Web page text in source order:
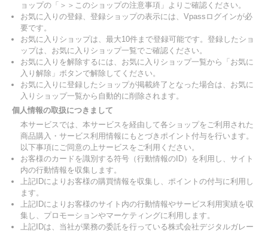
ョップの「＞＞このショップの注意事項」よりご確認ください。
お気に入りの登録、登録ショップの表示には、Vpassログインが必
要です。
お気に入りショップは、最大10件まで登録可能です。登録したショ
ップは、お気に入りショップ一覧でご確認ください。
お気に入りを解除するには、お気に入りショップ一覧から「お気に
入り解除」ボタンで解除してください。
お気に入りに登録したショップが掲載終了となった場合は、お気に
入りショップ一覧から自動的に削除されます。
個人情報の取扱につきまして
本サービスでは、本サービスを経由して各ショップをご利用された
商品購入・サービス利用情報にもとづきポイント付与を行います。
以下事項にご同意の上サービスをご利用ください。
お客様のカードを識別する符号（行動情報のID）を利用し、サイト
内の行動情報を収集します。
上記IDによりお客様の購買情報を収集し、ポイントの付与に利用し
ます。
上記IDによりお客様のサイト内の行動情報やサービス利用実績を収
集し、プロモーションやマーケティングに利用します。
上記IDは、当社が業務の委託を行っている株式会社デジタルガレー